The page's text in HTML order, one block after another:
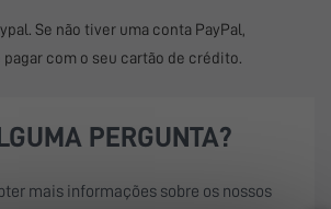
Se não tiver uma conta PayPal,
pagar com o seu cartão de crédito.
PERGUNTA?
mais informações sobre os nossos